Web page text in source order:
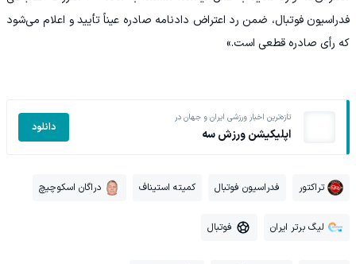
فدراسیون فوتبال، ضمن رد اعتراض دادنامه صادره عیناً تأیید و اعلام می‌شود
که رأی صادره قطعی است.»
تازه‌ترین اخبار ورزشی ایران و جهان در
اپلیکیشن ورزش سه دانلود
تراکتور فدراسیون فوتبال کمیته استیناف دراگان اسکوچیچ
لیگ برتر ایران فوتبال